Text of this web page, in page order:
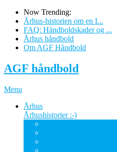
Now Trending:
Århus-historien om en I...
FAQ: Håndboldskader og ...
Århus håndbold
Om AGF Håndbold
AGF håndbold
Menu
Århus
Århushistorier :-)